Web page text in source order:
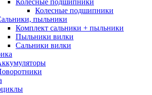
Колесные подшипники
Колесные подшипники
пыльники
Комплект сальники + пыльники
Пыльники вилки
Сальники вилки